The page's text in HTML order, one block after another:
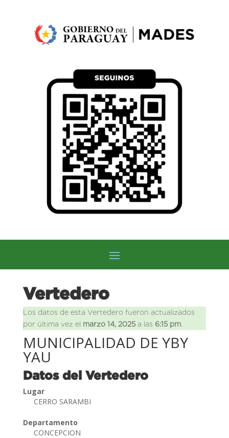
Vertedero
Los datos de esta Vertedero fueron actualizados
por última vez el marzo 14, 2025a las 6:15 pm.
MUNICIPALIDAD DE YBY
YAU
Datos del Vertedero
Lugar
CERRO SARAMBI
Departamento
CONCEPCION